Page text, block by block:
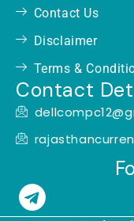
Contact Us
Disclaimer
Terms &
Contact
T